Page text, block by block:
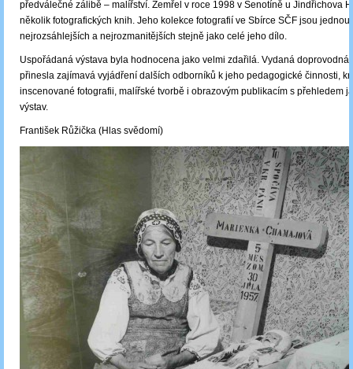
předválečné zálibě ‒ malířství. Zemřel v roce 1998 v Senotíně u Jindřichova
několik fotografických knih. Jeho kolekce fotografií ve Sbírce SČF jsou jednou
nejrozsáhlejších a nejrozmanitějších stejně jako celé jeho dílo.
Uspořádaná výstava byla hodnocena jako velmi zdařilá. Vydaná doprovodná
přinesla zajímavá vyjádření dalších odborníků k jeho pedagogické činnosti,
inscenované fotografii, malířské tvorbě i obrazovým publikacím s přehledem
výstav.
František Růžička (Hlas svědomí)